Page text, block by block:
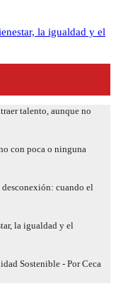
la igualdad y el
talento, aunque no
con poca o ninguna
cuando el
la igualdad y el
Sostenible - Por Ceca